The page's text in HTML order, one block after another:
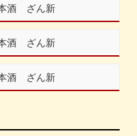
酒 ざん新
酒 ざん新
酒 ざん新